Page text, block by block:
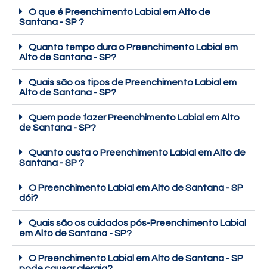
O que é Preenchimento Labial em Alto de
Santana - SP ?
Quanto tempo dura o Preenchimento Labial em
Alto de Santana - SP?
Quais são os tipos de Preenchimento Labial em
Alto de Santana - SP?
Quem pode fazer Preenchimento Labial em Alto
de Santana - SP?
Quanto custa o Preenchimento Labial em Alto de
Santana - SP ?
O Preenchimento Labial em Alto de Santana - SP
dói?
Quais são os cuidados pós-Preenchimento Labial
em Alto de Santana - SP?
O Preenchimento Labial em Alto de Santana - SP